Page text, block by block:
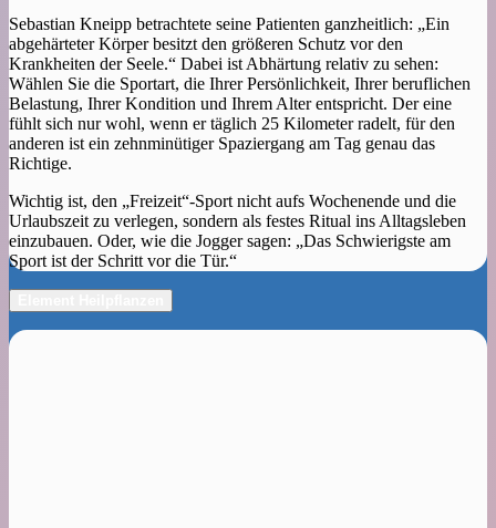
Sebastian Kneipp betrachtete seine Patienten ganzheitlich: „Ein
abgehärteter Körper besitzt den größeren Schutz vor den
Krankheiten der Seele.“ Dabei ist Abhärtung relativ zu sehen:
Wählen Sie die Sportart, die Ihrer Persönlichkeit, Ihrer beruflichen
Belastung, Ihrer Kondition und Ihrem Alter entspricht. Der eine
fühlt sich nur wohl, wenn er täglich 25 Kilometer radelt, für den
anderen ist ein zehnminütiger Spaziergang am Tag genau das
Richtige.
Wichtig ist, den „Freizeit“-Sport nicht aufs Wochenende und die
Urlaubszeit zu verlegen, sondern als festes Ritual ins Alltagsleben
einzubauen. Oder, wie die Jogger sagen: „Das Schwierigste am
Sport ist der Schritt vor die Tür.“